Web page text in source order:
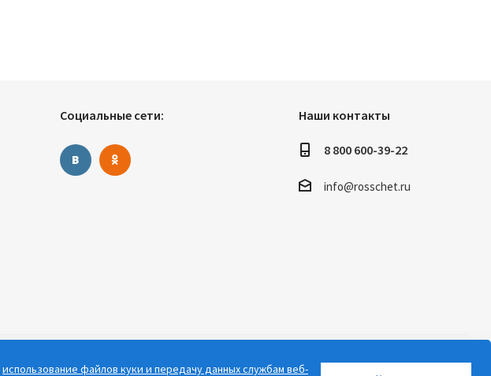
Социальные сети: Наши контакты
8 800 600-39-22
info@rosschet.ru
использование файлов куки и передачу данных службам веб-